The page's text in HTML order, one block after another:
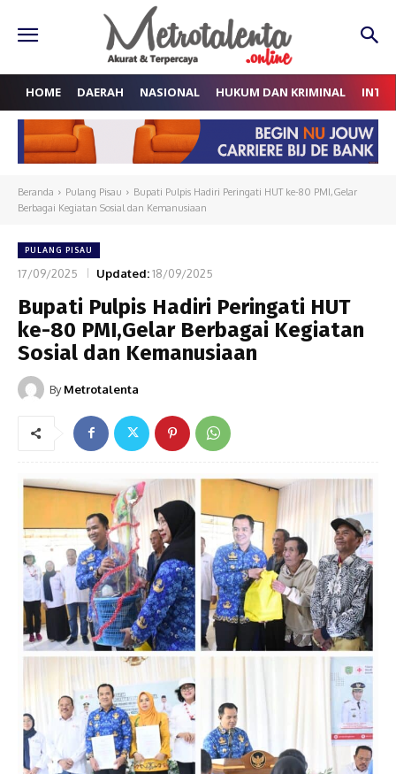
HOME DAERAH NASIONAL HUKUM DAN KRIMINAL
Beranda Pulang Pisau
Bupati Pulpis Hadiri Peringati HUT ke-80 PMI,Gelar
Berbagai Kegiatan Sosial dan Kemanusiaan
PULANG PISAU
17/09/2025 Updated:18/09/2025
Bupati Pulpis Hadiri Peringati HUT
ke-80 PMI,Gelar Berbagai Kegiatan
Sosial dan Kemanusiaan
By Metrotalenta